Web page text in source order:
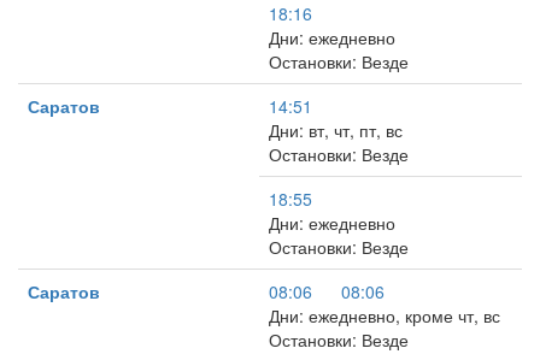
18:16
Дни: ежедневно
Остановки: Везде
Саратов
14:51
Дни: вт, чт, пт, вс
Остановки: Везде
18:55
Дни: ежедневно
Остановки: Везде
Саратов
08:06
08:06
Дни: ежедневно, кроме чт, вс
Остановки: Везде